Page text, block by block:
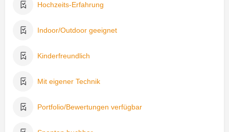
Hochzeits-Erfahrung
Indoor/Outdoor geeignet
Kinderfreundlich
Mit eigener Technik
Portfolio/Bewertungen verfügbar